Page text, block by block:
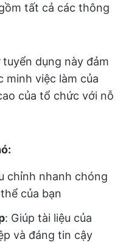
tất cả các thông
dụng này đảm
minh việc làm của
của tổ chức với nỗ
chỉnh nhanh chóng
của bạn
: Giúp tài liệu của
và đáng tin cậy